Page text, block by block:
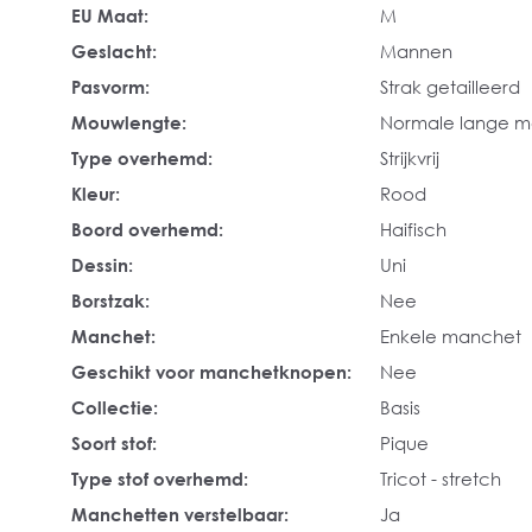
EU Maat:
M
Geslacht:
Mannen
Pasvorm:
Strak getailleerd
Mouwlengte:
Normale lange
Type overhemd:
Strijkvrij
Kleur:
Rood
Boord overhemd:
Haifisch
Dessin:
Uni
Borstzak:
Nee
Manchet:
Enkele manchet
Geschikt voor manchetknopen:
Nee
Collectie:
Basis
Soort stof:
Pique
Type stof overhemd:
Tricot - stretch
Manchetten verstelbaar:
Ja